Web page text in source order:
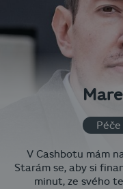
V Cashbotu mám
Starám se, aby si
minut, ze svého